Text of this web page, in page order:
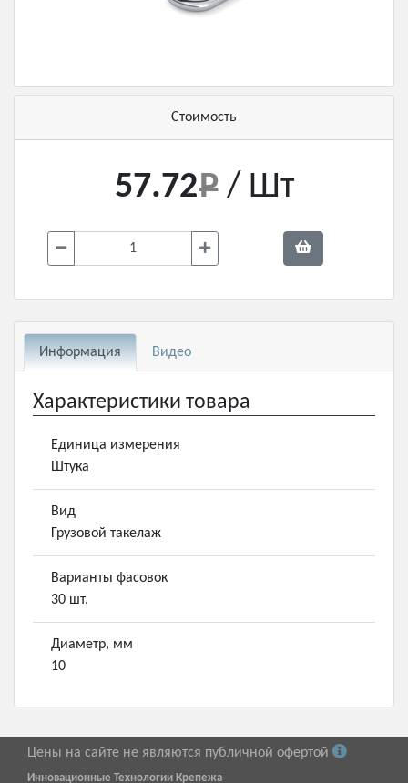
Стоимость
57.72 / Шт
Информация Видео
Характеристики товара
Единица измерения
Штука
Вид
Грузовой такелаж
Варианты фасовок
30 шт.
Диаметр, мм
10
Цены на сайте не являются публичной офертой
Инновационные Технологии Крепежа